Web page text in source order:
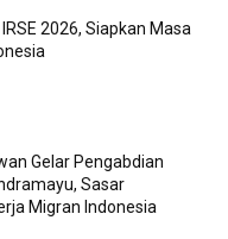
IRSE 2026, Siapkan Masa
Gelar Pengabdian
Sasar
Migran Indonesia